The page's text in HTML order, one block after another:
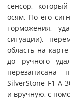
сенсор,
осям. По его
торможения,
ситуации),
область на
до ручного
перезаписана
SilverStone F1 A-
и вручную, с